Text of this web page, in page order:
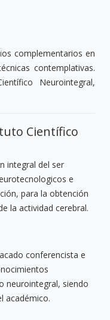
complementarios en
contemplativas.
Neurointegral,
Científico
integral del ser
e
para la obtención
la actividad cerebral.
conferencista e
neurointegral, siendo
académico.